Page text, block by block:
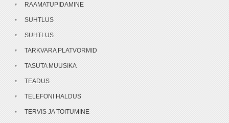
RAAMATUPIDAMINE
SUHTLUS
SUHTLUS
TARKVARA PLATVORMID
TASUTA MUUSIKA
TEADUS
TELEFONI HALDUS
TERVIS JA TOITUMINE